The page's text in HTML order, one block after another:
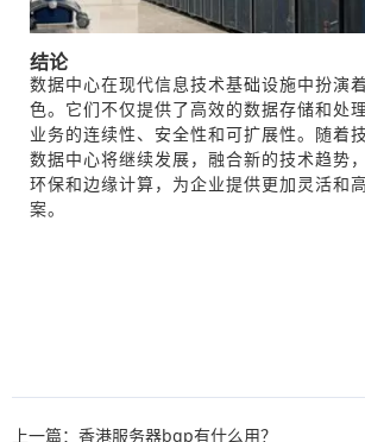
结论
数据中心在现代信息技术基础设施中扮演
色。它们不仅提供了高效的数据存储和处
业务的连续性、安全性和可扩展性。随着
数据中心将继续发展，融合新的技术趋势
环保和边缘计算，为企业提供更加灵活和
案。
上一篇：香港服务器bgp有什么用？